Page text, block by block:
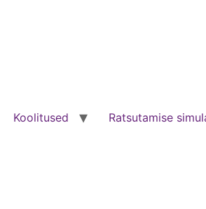
Koolitused Ratsutamise